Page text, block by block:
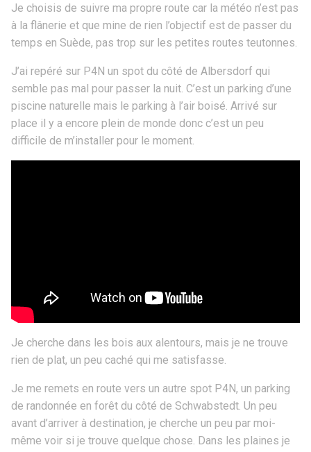
Je choisis de suivre ma propre route car la météo n’est pas
à la flânerie et que mine de rien l’objectif est de passer du
temps en Suède, pas trop sur les petites routes teutonnes.
J’ai repéré sur P4N un spot du côté de Albersdorf qui
semble pas mal pour passer la nuit. C’est un parking d’une
piscine naturelle mais le parking à l’air boisé. Arrivé sur
place il y a encore plein de monde donc c’est un peu
difficile de m’installer pour le moment.
Je cherche dans les bois aux alentours, mais je ne trouve
rien de plat, un peu caché qui me satisfasse.
Je me remets en route vers un autre spot P4N, un parking
de randonnée en forêt du côté de Schwabstedt. Un peu
avant d’arriver à destination, je cherche un peu par moi-
même voir si je trouve quelque chose. Dans les plaines je